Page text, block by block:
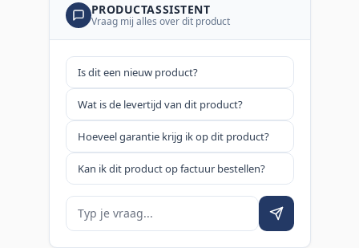
PRODUCTASSISTENT
Vraag mij alles over dit product
Is dit een nieuw product?
Wat is de levertijd van dit product?
Hoeveel garantie krijg ik op dit product?
Kan ik dit product op factuur bestellen?
Je vraag